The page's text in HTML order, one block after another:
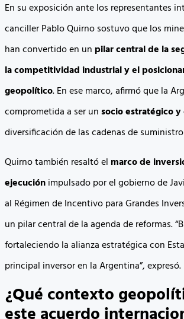
En su exposición ante los representantes
canciller Pablo Quirno sostuvo que los
han convertido en un pilar central de la
la competitividad industrial y el
geopolítico. En ese marco, afirmó que la
comprometida a ser unsocio estratégico
diversificación de las cadenas de
Quirno también resaltó el marco de
ejecuciónimpulsado por el gobierno de
al Régimen de Incentivo para Grandes
un pilar central de la agenda de reformas.
fortaleciendo la alianza estratégica con
principal inversor en la Argentina”, expresó.
¿Qué contexto